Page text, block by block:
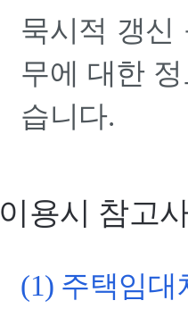
묵시적 갱신
무에 대한
습니다.
이용시 참고
(1) 주택임대